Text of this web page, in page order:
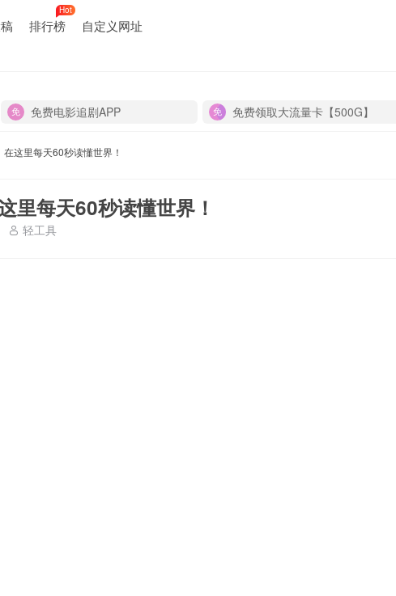
排行榜
Hot
自定义网址
免费电影追剧APP 免费领取大流量卡【500G】
这里每天60秒读懂世界！
里每天60秒读懂世界！
轻工具